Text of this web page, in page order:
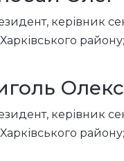
керівник
району;
керівник
району;